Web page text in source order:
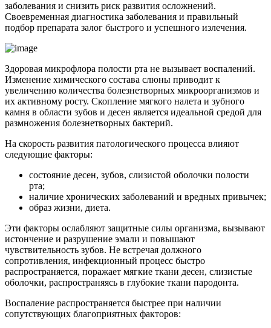
заболевания и снизить риск развития осложнений.
Своевременная диагностика заболевания и правильный
подбор препарата залог быстрого и успешного излечения.
Здоровая микрофлора полости рта не вызывает воспалений.
Изменение химического состава слюны приводит к
увеличению количества болезнетворных микроорганизмов и
их активному росту. Скопление мягкого налета и зубного
камня в области зубов и десен является идеальной средой для
размножения болезнетворных бактерий.
На скорость развития патологического процесса влияют
следующие факторы:
состояние десен, зубов, слизистой оболочки полости
рта;
наличие хронических заболеваний и вредных привычек;
образ жизни, диета.
Эти факторы ослабляют защитные силы организма, вызывают
истончение и разрушение эмали и повышают
чувствительность зубов. Не встречая должного
сопротивления, инфекционный процесс быстро
распространяется, поражает мягкие ткани десен, слизистые
оболочки, распространяясь в глубокие ткани пародонта.
Воспаление распространяется быстрее при наличии
сопутствующих благоприятных факторов: